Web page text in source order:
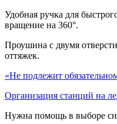
Удобная ручка для
вращение на 360°.
Проушина с двумя
оттяжек.
«Не подлежит
Организация станций на
Нужна помощь в выборе